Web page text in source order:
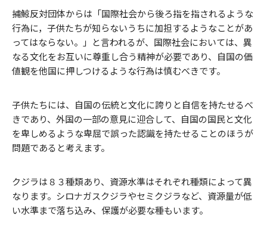
捕鯨反対団体からは「国際社会から後ろ指を指されるような
行為に，子供たちが知らないうちに加担するようなことがあ
ってはならない。」と言われるが、国際社会においては、異
なる文化をお互いに尊重し合う精神が必要であり、自国の価
値観を他国に押しつけるような行為は慎むべきです。
子供たちには、自国の伝統と文化に誇りと自信を持たせるべ
きであり、外国の一部の意見に迎合して、自国の国民と文化
を卑しめるような卑屈で誤った認識を持たせることのほうが
問題であると考えます。
クジラは８３種類あり、資源水準はそれぞれ種類によって異
なります。シロナガスクジラやセミクジラなど、資源量が低
い水準まで落ち込み、保護が必要な種もいます。